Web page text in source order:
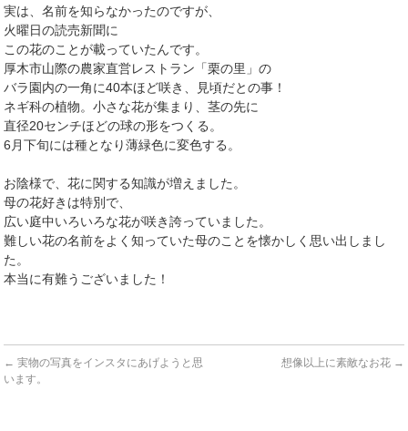
実は、名前を知らなかったのですが、
火曜日の読売新聞に
この花のことが載っていたんです。
厚木市山際の農家直営レストラン「栗の里」の
バラ園内の一角に40本ほど咲き、見頃だとの事！
ネギ科の植物。小さな花が集まり、茎の先に
直径20センチほどの球の形をつくる。
6月下旬には種となり薄緑色に変色する。
お陰様で、花に関する知識が増えました。
母の花好きは特別で、
広い庭中いろいろな花が咲き誇っていました。
難しい花の名前をよく知っていた母のことを懐かしく思い出しまし
た。
本当に有難うございました！
← 実物の写真をインスタにあげようと思
います。
想像以上に素敵なお花 →